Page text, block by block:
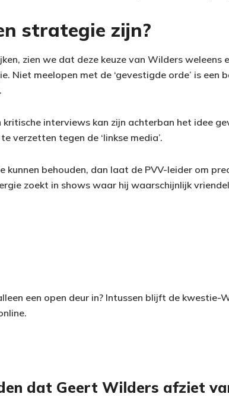
strategie zijn?
zien we dat deze keuze van Wilders weleens
Niet meelopen met de ‘gevestigde orde’ is een
kritische interviews kan zijn achterban het idee
verzetten tegen de ‘linkse media’.
kunnen behouden, dan laat de PVV-leider om
zoekt in shows waar hij waarschijnlijk
een open deur in? Intussen blijft de kwestie-
dat Geert Wilders afziet